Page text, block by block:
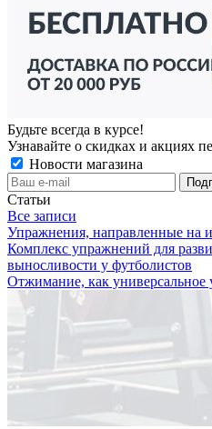
Будьте всегда в курсе!
Узнавайте о скидках и акциях
Новости магазина
Статьи
Все записи
Упражнения, направленные на
Комплекс упражнений для
выносливости у футболистов
Отжимание, как универсальное